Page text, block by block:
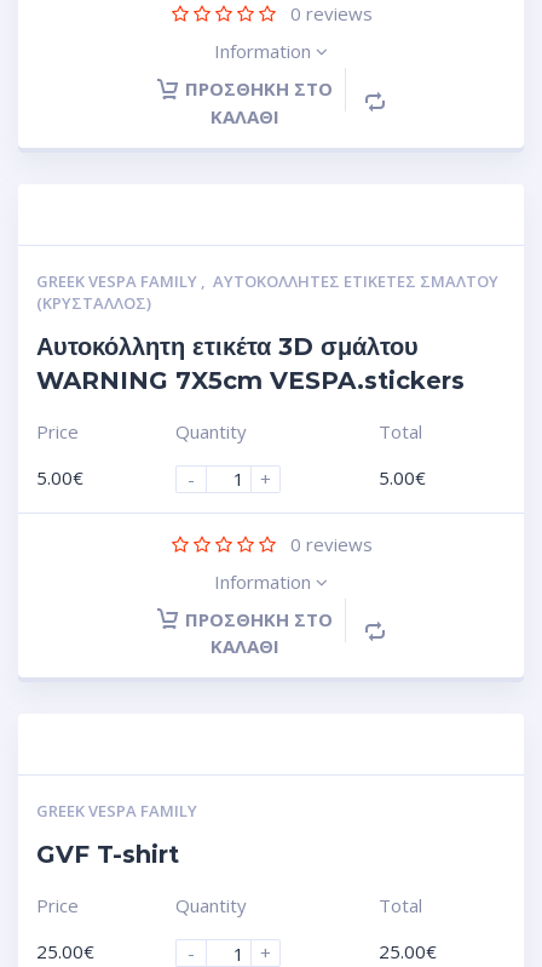
0 reviews
Information
ΠΡΟΣΘΉΚΗ ΣΤΟ
ΚΑΛΆΘΙ
GREEK VESPA FAMILY
ΑΥΤΟΚΌΛΛΗΤΕΣ ΕΤΙΚΈΤΕΣ ΣΜΆΛΤΟΥ
(ΚΡΥΣΤΑΛΛΟΣ)
Αυτοκόλλητη ετικέτα 3D σμάλτου
WARNING 7X5cm VESPA.stickers
Price
5.00€
Quantity
-
+
Total
5.00€
0 reviews
Information
ΠΡΟΣΘΉΚΗ ΣΤΟ
ΚΑΛΆΘΙ
GREEK VESPA FAMILY
GVF T-shirt
Price
25.00€
Quantity
-
+
Total
25.00€